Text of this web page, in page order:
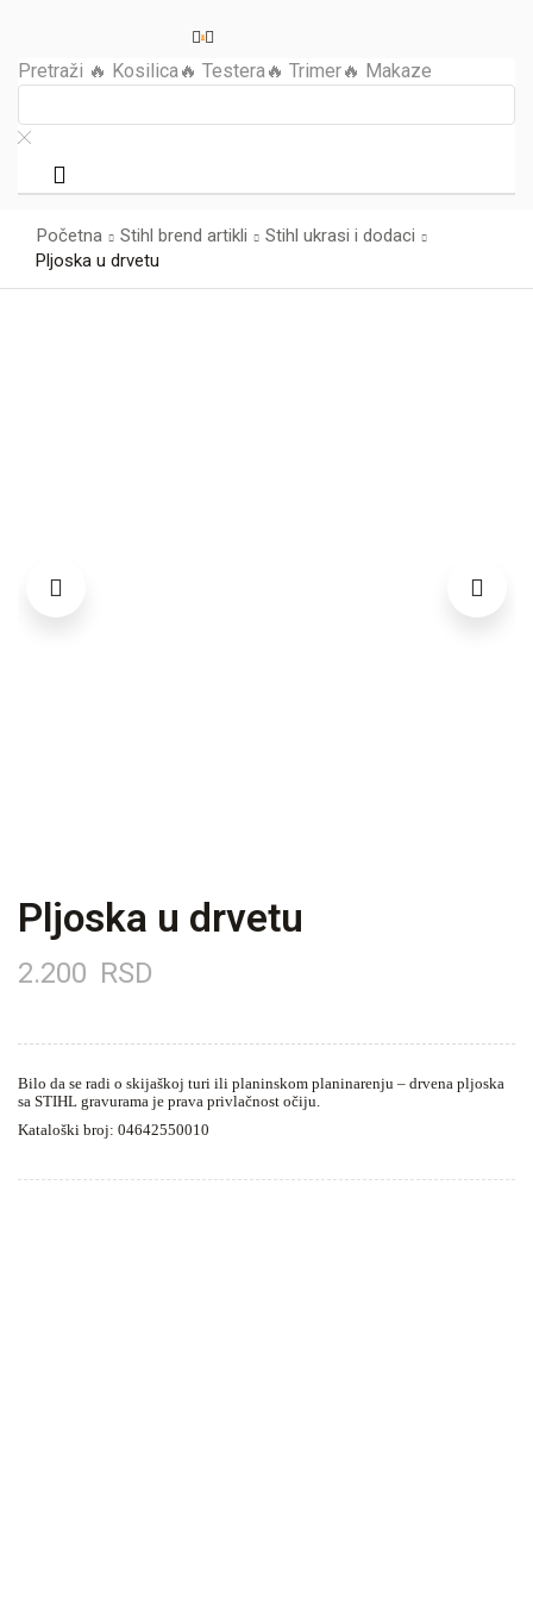
0
Pretraži 🔥 Kosilica🔥 Testera🔥 Trimer🔥 Makaze
Početna Stihl brend artikli
Stihl ukrasi i dodaci
Pljoska u drvetu
Pljoska u drvetu
2.200 RSD
Bilo da se radi o skijaškoj turi ili planinskom planinarenju – drvena pljoska
sa STIHL gravurama je prava privlačnost očiju.
Kataloški broj: 04642550010